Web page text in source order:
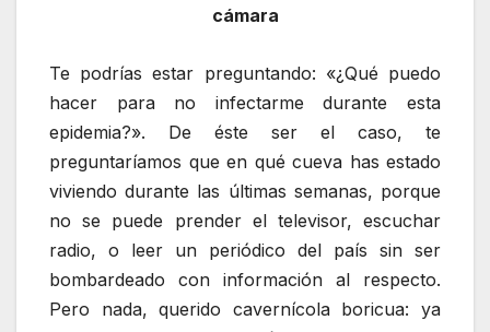
cámara
Te podrías estar preguntando: «¿Qué puedo
hacer para no infectarme durante esta
epidemia?». De éste ser el caso, te
preguntaríamos que en qué cueva has estado
viviendo durante las últimas semanas, porque
no se puede prender el televisor, escuchar
radio, o leer un periódico del país sin ser
bombardeado con información al respecto.
Pero nada, querido cavernícola boricua: ya